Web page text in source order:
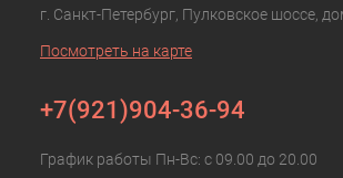
г. Санкт-Петербург, Пулковское шоссе,
Посмотреть на карте
+7(921)904-36-94
График работы Пн-Вс: с 09.00 до 20.00